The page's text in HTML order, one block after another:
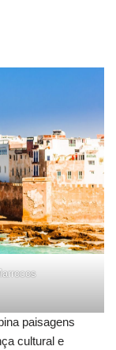
paisagens
cultural e